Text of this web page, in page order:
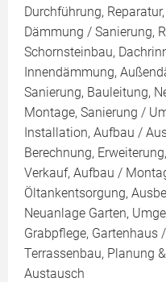
Durchführung,
Dämmung / Sanierung,
Schornsteinbau,
Innendämmung,
Sanierung, Bauleitung,
Montage, Sanierung /
Installation, Aufbau /
Berechnung,
Verkauf, Aufbau /
Öltankentsorgung,
Neuanlage Garten,
Grabpflege, Gartenhaus
Terrassenbau, Planung
Austausch